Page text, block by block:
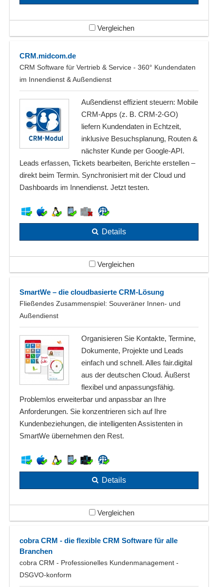
Vergleichen
CRM.midcom.de
CRM Software für Vertrieb & Service - 360° Kundendaten
im Innendienst & Außendienst
Außendienst effizient steuern: Mobile
CRM-Apps (z. B. CRM-2-GO)
liefern Kundendaten in Echtzeit,
inklusive Besuchsplanung, Routen &
nächster Kunde per Google-API.
Leads erfassen, Tickets bearbeiten, Berichte erstellen –
direkt beim Termin. Synchronisiert mit der Cloud und
Dashboards im Innendienst. Jetzt testen.
Details
Vergleichen
SmartWe – die cloudbasierte CRM-Lösung
Fließendes Zusammenspiel: Souveräner Innen- und
Außendienst
Organisieren Sie Kontakte, Termine,
Dokumente, Projekte und Leads
einfach und schnell. Alles fair.digital
aus der deutschen Cloud. Äußerst
flexibel und anpassungsfähig.
Problemlos erweiterbar und anpassbar an Ihre
Anforderungen. Sie konzentrieren sich auf Ihre
Kundenbeziehungen, die intelligenten Assistenten in
SmartWe übernehmen den Rest.
Details
Vergleichen
cobra CRM - die flexible CRM Software für alle
Branchen
cobra CRM - Professionelles Kundenmanagement -
DSGVO-konform